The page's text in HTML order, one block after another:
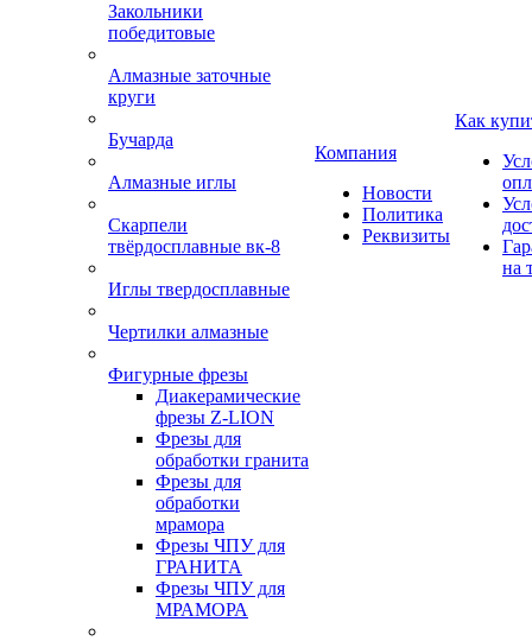
Закольники
победитовые
Алмазные заточные
круги
Бучарда
Алмазные иглы
Скарпели
твёрдосплавные вк-8
Иглы твердосплавные
Чертилки алмазные
Фигурные фрезы
Диакерамические
фрезы Z-LION
Фрезы для
обработки гранита
Фрезы для
обработки
мрамора
Фрезы ЧПУ для
ГРАНИТА
Фрезы ЧПУ для
МРАМОРА
Компания
Новости
Политика
Реквизиты
Как
на